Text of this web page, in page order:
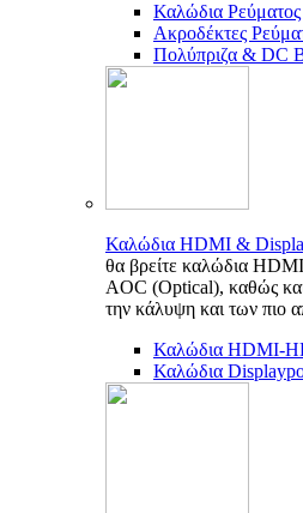
Καλώδια Ρεύματος
Ακροδέκτες
Πολύπριζα & DC
Καλώδια HDMI &
θα βρείτε καλώδια HDMI
AOC (Optical), καθώς
την κάλυψη και των πιο
Καλώδια HDMI-
Καλώδια